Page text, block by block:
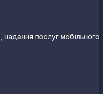
надання послуг мобільного